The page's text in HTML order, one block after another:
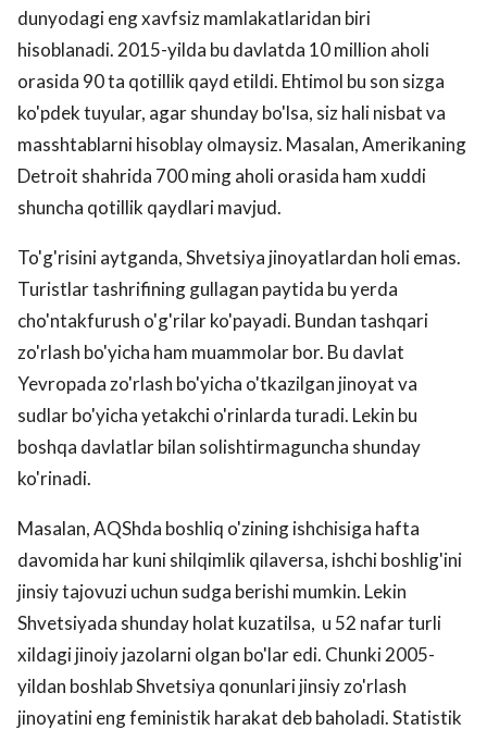
dunyodagi eng xavfsiz mamlakatlaridan biri
hisoblanadi. 2015-yilda bu davlatda 10 million aholi
orasida 90 ta qotillik qayd etildi. Ehtimol bu son sizga
ko'pdek tuyular, agar shunday bo'lsa, siz hali nisbat va
masshtablarni hisoblay olmaysiz. Masalan, Amerikaning
Detroit shahrida 700 ming aholi orasida ham xuddi
shuncha qotillik qaydlari mavjud.
To'g'risini aytganda, Shvetsiya jinoyatlardan holi emas.
Turistlar tashrifining gullagan paytida bu yerda
cho'ntakfurush o'g'rilar ko'payadi. Bundan tashqari
zo'rlash bo'yicha ham muammolar bor. Bu davlat
Yevropada zo'rlash bo'yicha o'tkazilgan jinoyat va
sudlar bo'yicha yetakchi o'rinlarda turadi. Lekin bu
boshqa davlatlar bilan solishtirmaguncha shunday
ko'rinadi.
Masalan, AQShda boshliq o'zining ishchisiga hafta
davomida har kuni shilqimlik qilaversa, ishchi boshlig'ini
jinsiy tajovuzi uchun sudga berishi mumkin. Lekin
Shvetsiyada shunday holat kuzatilsa, u 52 nafar turli
xildagi jinoiy jazolarni olgan bo'lar edi. Chunki 2005-
yildan boshlab Shvetsiya qonunlari jinsiy zo'rlash
jinoyatini eng feministik harakat deb baholadi. Statistik